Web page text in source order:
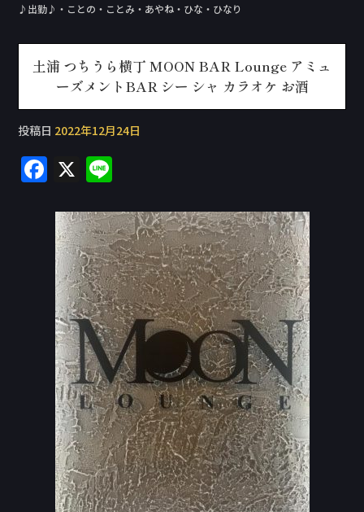
♪出勤♪・ことの・ことみ・あやね・ひな・ひなり
土浦 つちうら横丁 MOON BAR Lounge アミュ
ーズメントBAR シー シャ カラオケ お酒
投稿日 2022年12月24日
F
c
e
b
o
o
k
X
e